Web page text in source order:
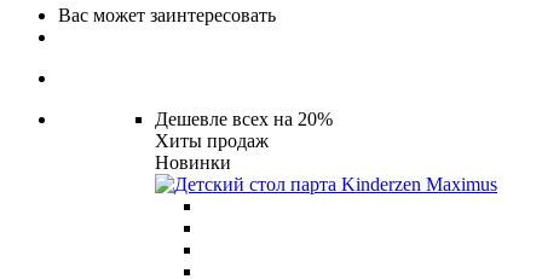
Вас может заинтересовать
Дешевле всех на 20%
Хиты продаж
Новинки